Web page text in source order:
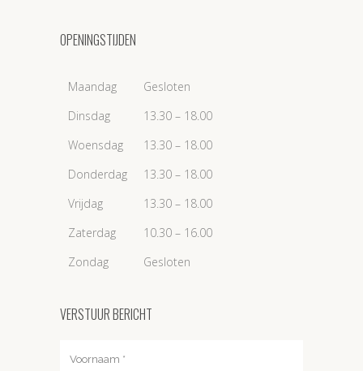
OPENINGSTIJDEN
Maandag
Gesloten
Dinsdag
13.30 – 18.00
Woensdag
13.30 – 18.00
Donderdag
13.30 – 18.00
Vrijdag
13.30 – 18.00
Zaterdag
10.30 – 16.00
Zondag
Gesloten
VERSTUUR BERICHT